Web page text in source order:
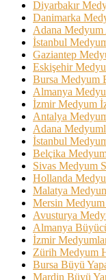
Diyarbakır
Danimarka
Adana Medyum
İstanbul
Gaziantep
Eskişehir
Bursa Medyum
Almanya
İzmir Medyum
Antalya
Adana
İstanbul
Belçika
Sivas Medyum
Hollanda
Malatya
Mersin
Avusturya
Almanya
İzmir
Zürih Medyum
Bursa Büyü
Mardin Büyü